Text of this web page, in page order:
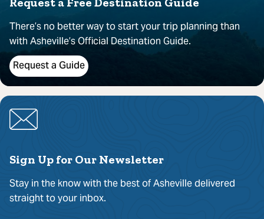
There’s no better way to start your trip planning than
with Asheville’s Official Destination Guide.
Request a Guide
Sign Up for Our Newsletter
Stay in the know with the best of Asheville delivered
straight to your inbox.